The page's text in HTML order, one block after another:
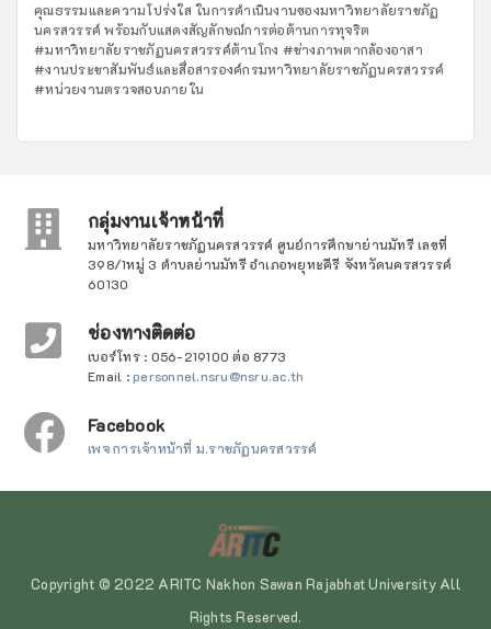
คุณธรรมและความโปร่งใส ในการดำเนินงานของมหาวิทยาลัยราชภัฏ
นครสวรรค์ พร้อมกับแสดงสัญลักษณ์การต่อต้านการทุจริต
#มหาวิทยาลัยราชภัฏนครสวรรค์ต้านโกง #ช่างภาพตากล้องอาสา
#งานประชาสัมพันธ์และสื่อสารองค์กรมหาวิทยาลัยราชภัฏนครสวรรค์
#หน่วยงานตรวจสอบภายใน
กลุ่มงานเจ้าหน้าที่
มหาวิทยาลัยราชภัฏนครสวรรค์ ศูนย์การศึกษาย่านมัทรี เลขที่
398/1หมู่ 3 ตำบลย่านมัทรี อำเภอพยุหะคีรี จังหวัดนครสวรรค์
60130
ช่องทางติดต่อ
เบอร์โทร : 056-219100 ต่อ 8773
Email :personnel.nsru@nsru.ac.th
Facebook
เพจ การเจ้าหน้าที่ ม.ราชภัฏนครสวรรค์
Copyright © 2022 ARITC Nakhon Sawan Rajabhat University All
Rights Reserved.